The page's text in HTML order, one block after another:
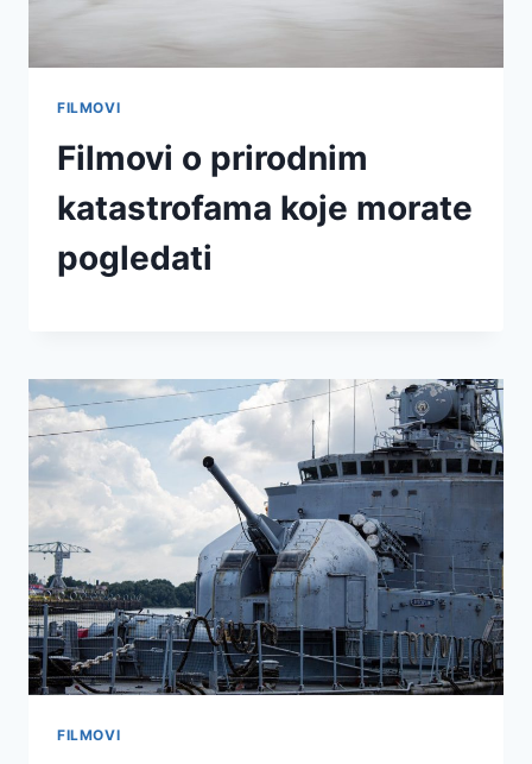
FILMOVI
Filmovi o prirodnim
katastrofama koje morate
pogledati
FILMOVI